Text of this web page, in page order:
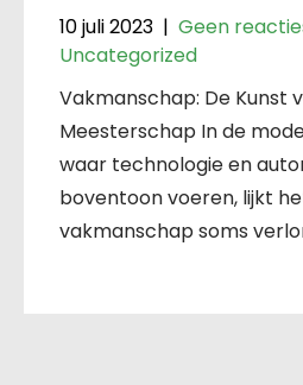
10 juli 2023 | Geen
Uncategorized
Vakmanschap: De Kunst
Meesterschap In de
waar technologie en
boventoon voeren, lijkt
vakmanschap soms